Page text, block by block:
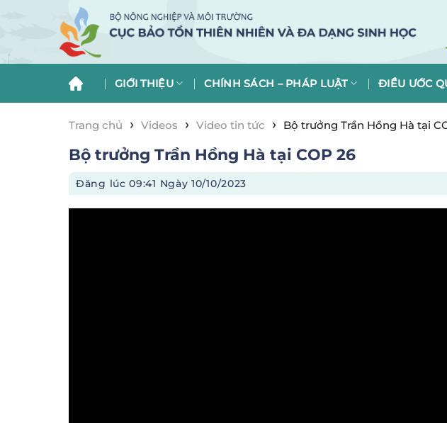
GIỚI THIỆU CHÍNH SÁCH – PHÁP LUẬT ĐIỀU ƯỚC
Trang chủ › Videos › Video tin tức › Bộ trưởng Trần Hồng Hà tại
Bộ trưởng Trần Hồng Hà tại COP 26
Đăng lúc09:41 Ngày 10/10/2023